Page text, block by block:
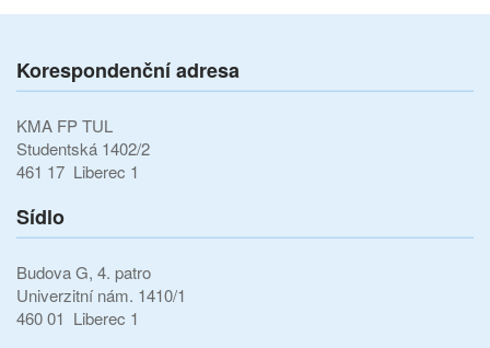
Korespondenční adresa
KMA FP TUL
Studentská 1402/2
461 17 Liberec 1
Sídlo
Budova G, 4. patro
Univerzitní nám. 1410/1
460 01 Liberec 1